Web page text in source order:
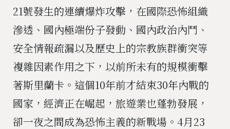
21號發生的連續爆炸攻擊，在國際恐怖組織
滲透、國內極端份子發動、國內政治內鬥、
安全情報疏漏以及歷史上的宗教族群衝突等
複雜因素作用之下，以前所未有的規模衝擊
著斯里蘭卡。這個10年前才結束30年內戰的
國家，經濟正在崛起，旅遊業也蓬勃發展，
卻一夜之間成為恐怖主義的新戰場。4月23